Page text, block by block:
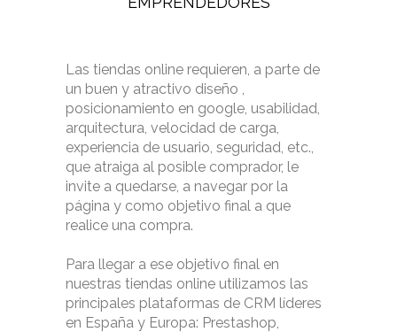
Las tiendas online requieren, a parte de
un buen y atractivo diseño ,
posicionamiento en google, usabilidad,
arquitectura, velocidad de carga,
experiencia de usuario, seguridad, etc.,
que atraiga al posible comprador, le
invite a quedarse, a navegar por la
página y como objetivo final a que
realice una compra.
Para llegar a ese objetivo final en
nuestras tiendas online utilizamos las
principales plataformas de CRM líderes
en España y Europa: Prestashop,